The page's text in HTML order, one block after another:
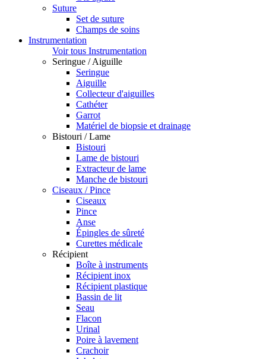
Suture
Set de suture
Champs de soins
Instrumentation
Voir tous Instrumentation
Seringue / Aiguille
Seringue
Aiguille
Collecteur d'aiguilles
Cathéter
Garrot
Matériel de biopsie et drainage
Bistouri / Lame
Bistouri
Lame de bistouri
Extracteur de lame
Manche de bistouri
Ciseaux / Pince
Ciseaux
Pince
Anse
Épingles de sûreté
Curettes médicale
Récipient
Boîte à instruments
Récipient inox
Récipient plastique
Bassin de lit
Seau
Flacon
Urinal
Poire à lavement
Crachoir